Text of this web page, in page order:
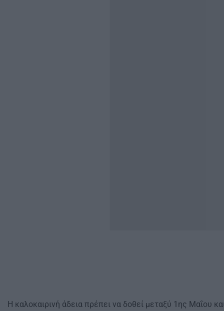
Η καλοκαιρινή άδεια πρέπει να δοθεί μεταξύ 1ης Μαΐου